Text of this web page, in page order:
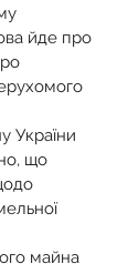
йде про
України
що
майна